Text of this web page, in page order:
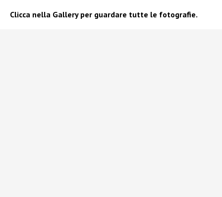
Clicca nella Gallery per guardare tutte le fotografie.